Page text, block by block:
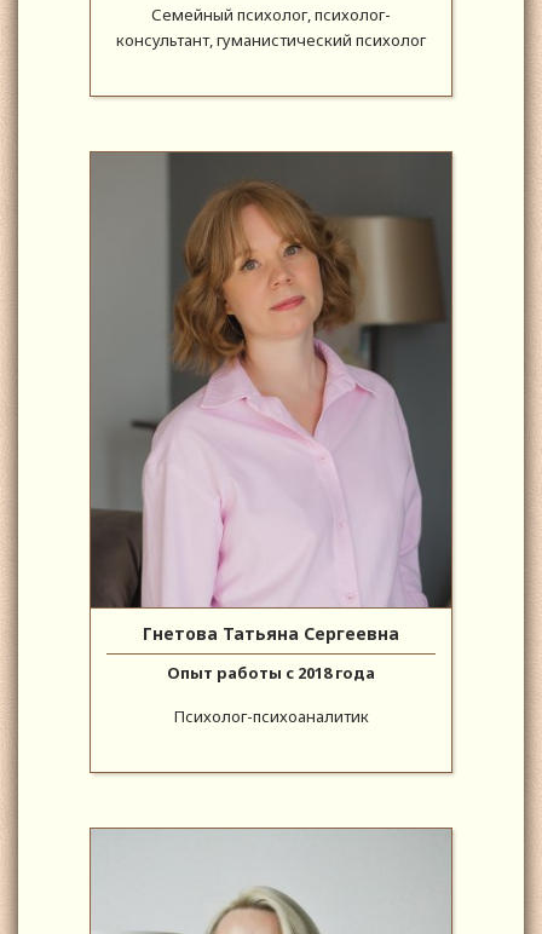
Семейный психолог, психолог-
консультант, гуманистический психолог
Гнетова Татьяна Сергеевна
Опыт работы с 2018 года
Психолог-психоаналитик